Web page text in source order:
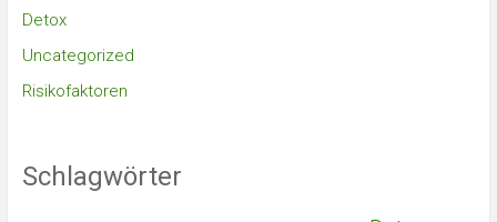
Detox
Uncategorized
Risikofaktoren
Schlagwörter